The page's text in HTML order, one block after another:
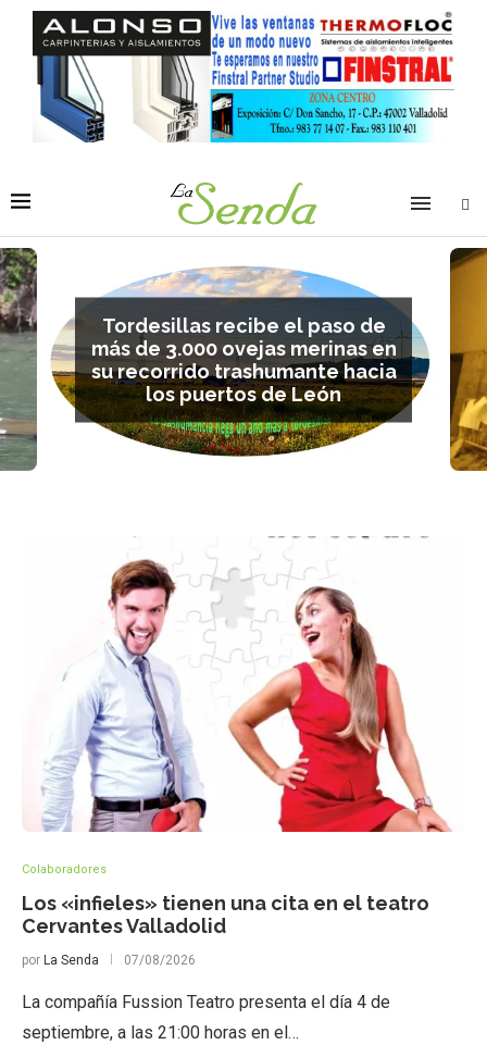
Tordesillas recibe el paso de
más de 3.000 ovejas merinas en
su recorrido trashumante hacia
los puertos de León
Colaboradores
Los «infieles» tienen una cita en el teatro
Cervantes Valladolid
por La Senda 07/08/2026
La compañía Fussion Teatro presenta el día 4 de
septiembre, a las 21:00 horas en el…